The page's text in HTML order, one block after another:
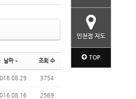
날짜 조회 수
3754
2569
인천점 지도
TOP